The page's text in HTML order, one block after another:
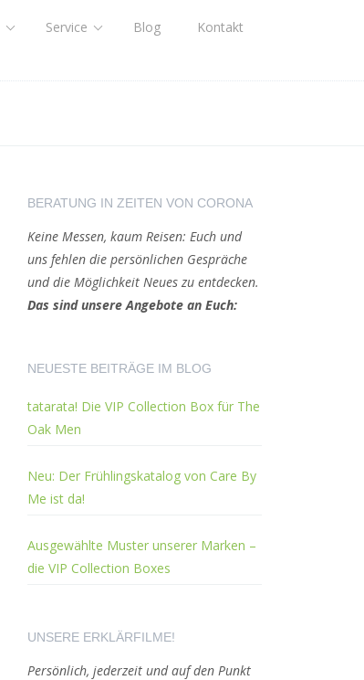
Service Blog Kontakt
BERATUNG IN ZEITEN VON CORONA
Keine Messen, kaum Reisen: Euch und
uns fehlen die persönlichen Gespräche
und die Möglichkeit Neues zu entdecken.
Das sind unsere Angebote an Euch:
NEUESTE BEITRÄGE IM BLOG
tatarata! Die VIP Collection Box für The
Oak Men
Neu: Der Frühlingskatalog von Care By
Me ist da!
Ausgewählte Muster unserer Marken –
die VIP Collection Boxes
UNSERE ERKLÄRFILME!
Persönlich, jederzeit und auf den Punkt